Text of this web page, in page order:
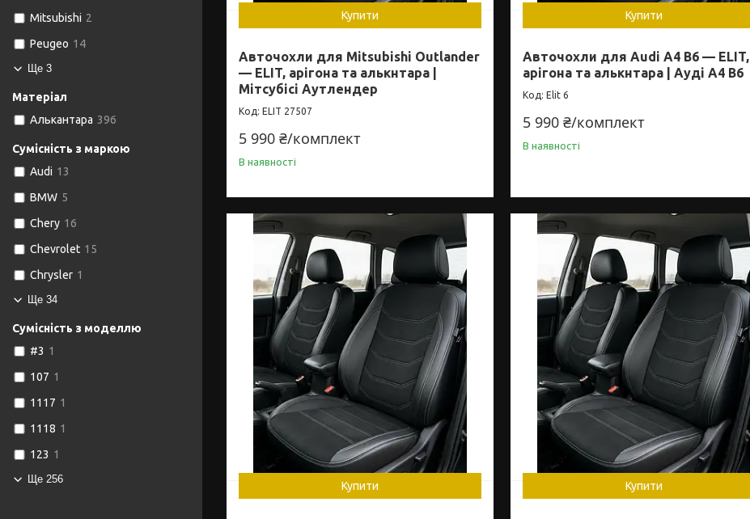
Купити
Авточохли для Mitsubishi Outlander
— ELIT, арігона та алькнтара |
Мітсубісі Аутлендер
ELIT 27507
5 990 ₴/комплект
В наявності
Купити
Авточохли для Audi A4 B6 — ELIT,
арігона та алькнтара | Ауді A4 B6
Elit 6
5 990 ₴/комплект
В наявності
Купити Купити
Mitsubishi 2
Peugeo 14
Ще 3
Матеріал
Алькантара 396
Сумісність з маркою
Audi 13
BMW 5
Chery 16
Chevrolet 15
Chrysler 1
Ще 34
Сумісність з моделлю
#3 1
107 1
1117 1
1118 1
123 1
Ще 256